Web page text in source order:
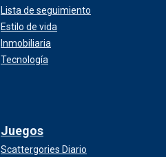
Lista de seguimiento
Estilo de vida
Inmobiliaria
Tecnología
Juegos
Scattergories Diario